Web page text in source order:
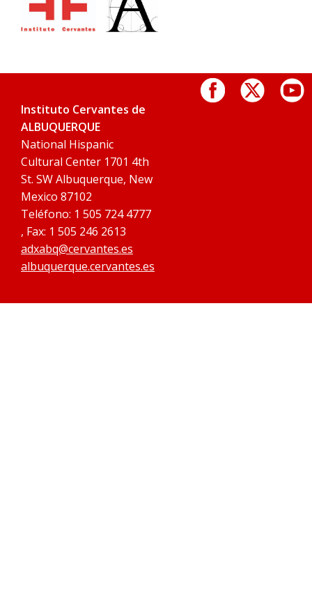
Instituto Cervantes de
ALBUQUERQUE
National Hispanic
Cultural Center 1701 4th
St. SW Albuquerque, New
Mexico 87102
Teléfono: 1 505 724 4777
, Fax: 1 505 246 2613
adxabq@cervantes.es
albuquerque.cervantes.es